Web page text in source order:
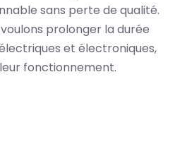
sans perte de qualité.
prolonger la durée
et électroniques,
fonctionnement.